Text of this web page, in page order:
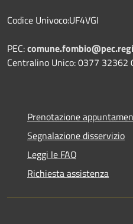
Codice Univoco:UF4VGI
PEC:
Centralino Unico: 0377 32362
Prenotazione
Segnalazione disservizio
Leggi le FAQ
Richiesta assistenza